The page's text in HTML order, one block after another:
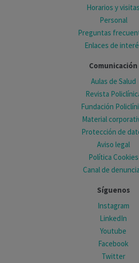
Horarios y visitas
Personal
Preguntas
Enlaces de
Comunicación
Aulas de Salud
Revista
Fundación
Material
Protección de
Aviso legal
Política Cookies
Canal de
Síguenos
Instagram
LinkedIn
Youtube
Facebook
Twitter